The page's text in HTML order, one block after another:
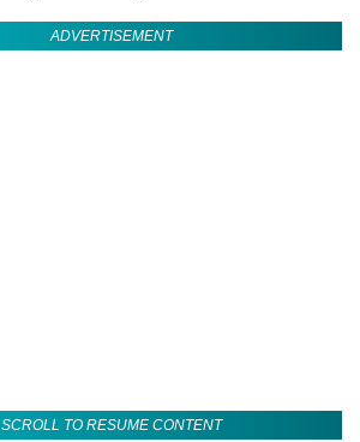
ADVERTISEMENT
SCROLL TO RESUME CONTENT